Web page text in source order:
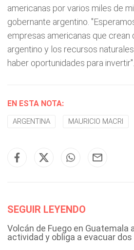
americanas por varios miles de
gobernante argentino.
empresas americanas que crean
argentino y los recursos
haber oportunidades para invertir".
EN ESTA NOTA:
ARGENTINA MAURICIO MACRI
SEGUIR LEYENDO
Volcán de Fuego en Guatemala
actividad y obliga a evacuar